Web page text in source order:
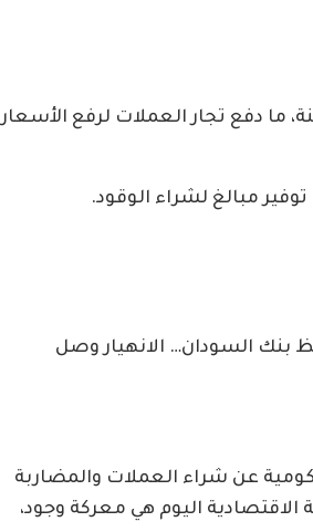
ما دفع تجار العملات لرفع الأسعار
مبالغ لشراء الوقود.
بنك السودان… الانهيار وصل
عن شراء العملات والمضاربة
اليوم هي معركة وجود،